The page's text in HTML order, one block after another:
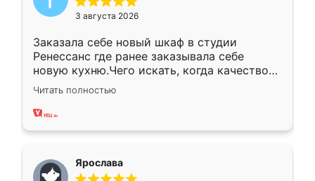
3 августа 2026
Заказала себе новый шкаф в студии
Ренессанс где ранее заказывала себе
новую кухню.Чего искать, когда качеством
вполне довольна. Служит кухня уже почти
два года, нареканий нет.
Читать полностью
Ярослава